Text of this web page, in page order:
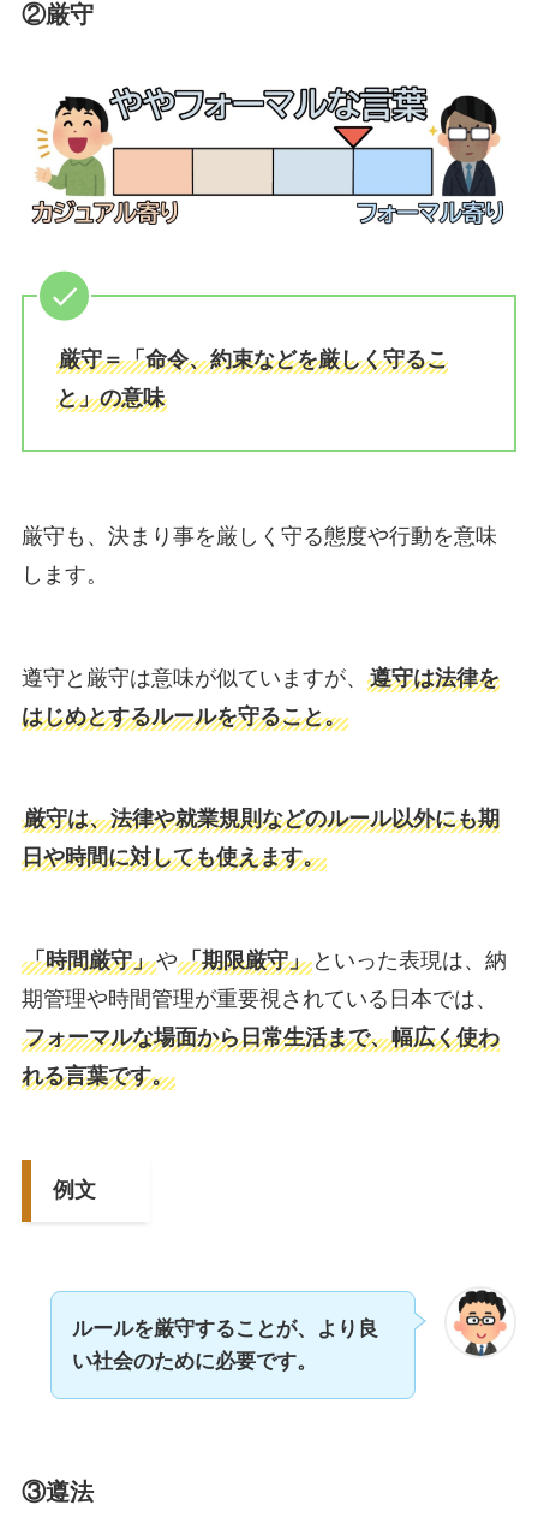
②厳守
厳守＝「命令、約束などを厳しく守るこ
と」の意味
厳守も、決まり事を厳しく守る態度や行動を意味
します。
遵守と厳守は意味が似ていますが、 遵守は法律を
はじめとするルールを守ること。
厳守は、法律や就業規則などのルール以外にも期
日や時間に対しても使えます。
「時間厳守」や「期限厳守」といった表現は、納
期管理や時間管理が重要視されている日本では、
フォーマルな場面から日常生活まで、幅広く使わ
れる言葉です。
例文
ルールを厳守することが、より良
い社会のために必要です。
③遵法